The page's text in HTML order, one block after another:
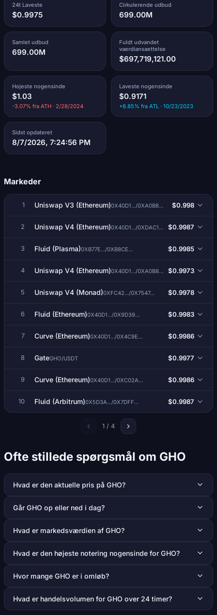
24t Laveste
$0.9975
Cirkulerende udbud
699.00M
Samlet udbud
699.00M
Fuldt udvandet
vaerdiansaettelse
$697,719,121.00
Hojeste nogensinde
$1.03
-3.07% fra ATH · 2/28/2024
Laveste nogensinde
$0.9171
+8.85% fra ATL · 10/23/2023
Sidst opdateret
8/7/2026, 7:24:56 PM
Markeder
1 Uniswap V3 (Ethereum)0X40D1.../0XA0B8... $0.998
2 Uniswap V4 (Ethereum)0X40D1.../0XDAC1... $0.9987
3 Fluid (Plasma)0XB77E.../0XB8CE... $0.9985
4 Uniswap V4 (Ethereum)0X40D1.../0XA0B8... $0.9973
5 Uniswap V4 (Monad)0XFC42.../0X7547... $0.9978
6 Fluid (Ethereum)0X40D1.../0X9D39... $0.9983
7 Curve (Ethereum)0X40D1.../0X4C9E... $0.9986
8 GateGHO/USDT $0.9977
9 Curve (Ethereum)0X40D1.../0XC02A... $0.9986
10 Fluid (Arbitrum)0X5D3A.../0X7DFF... $0.9987
1 / 4
Ofte stillede spørgsmål om GHO
Hvad er den aktuelle pris på GHO?
Går GHO op eller ned i dag?
Hvad er markedsværdien af GHO?
Hvad er den højeste notering nogensinde for GHO?
Hvor mange GHO er i omløb?
Hvad er handelsvolumen for GHO over 24 timer?